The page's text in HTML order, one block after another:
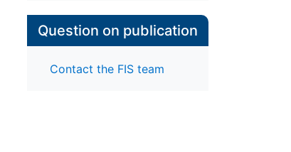
Question on publication
Contact the FIS team